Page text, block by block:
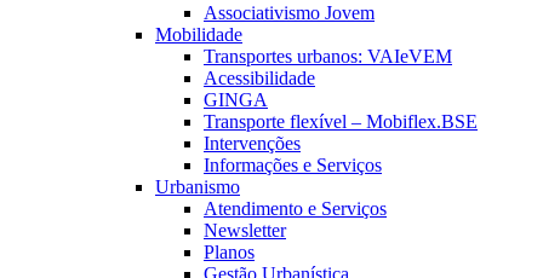
Associativismo Jovem
Mobilidade
Transportes urbanos: VAIeVEM
Acessibilidade
GINGA
Transporte flexível – Mobiflex.BSE
Intervenções
Informações e Serviços
Urbanismo
Atendimento e Serviços
Newsletter
Planos
Gestão Urbanística